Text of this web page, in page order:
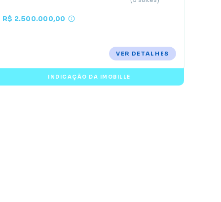
R$ 2.500.000,00
VER DETALHES
INDICAÇÃO DA IMOBILLE